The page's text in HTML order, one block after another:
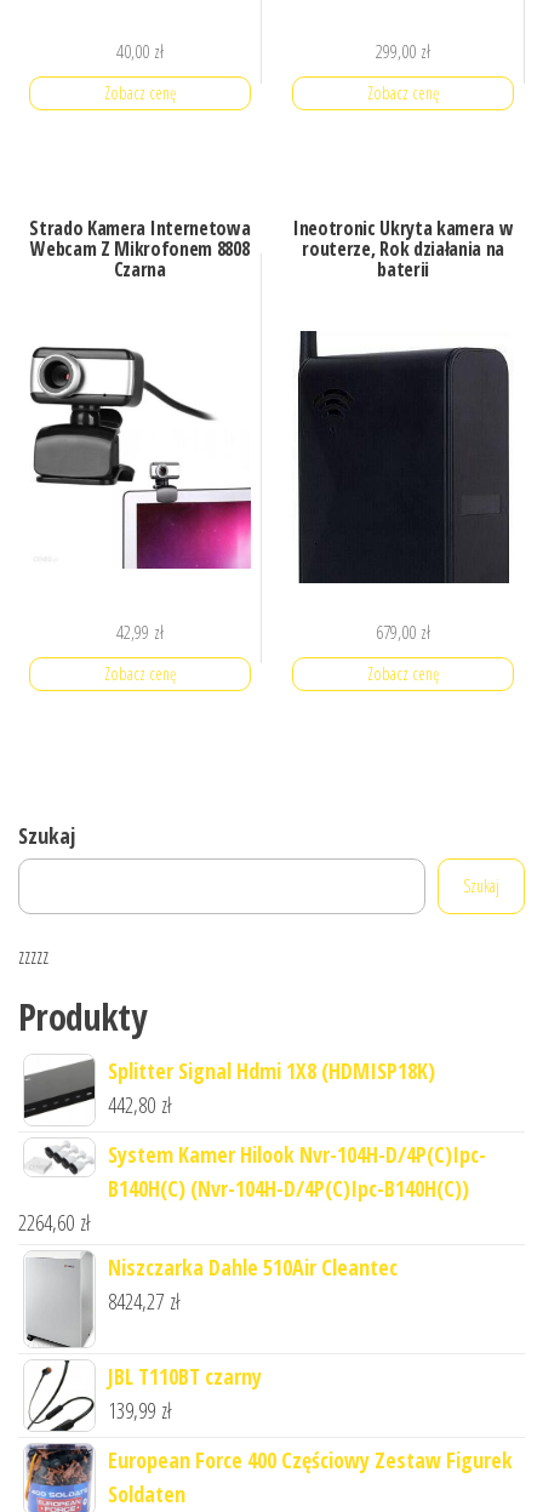
40,00 zł
Zobacz cenę
299,00 zł
Zobacz cenę
Strado Kamera Internetowa
Webcam Z Mikrofonem 8808
Czarna
42,99 zł
Zobacz cenę
Ineotronic Ukryta kamera w
routerze, Rok działania na
baterii
679,00 zł
Zobacz cenę
Szukaj
Szukaj
zzzzz
Produkty
Splitter Signal Hdmi 1X8 (HDMISP18K)
442,80 zł
System Kamer Hilook Nvr-104H-D/4P(C)Ipc-
B140H(C) (Nvr-104H-D/4P(C)Ipc-B140H(C))
2264,60 zł
Niszczarka Dahle 510Air Cleantec
8424,27 zł
JBL T110BT czarny
139,99 zł
European Force 400 Częściowy Zestaw Figurek
Soldaten